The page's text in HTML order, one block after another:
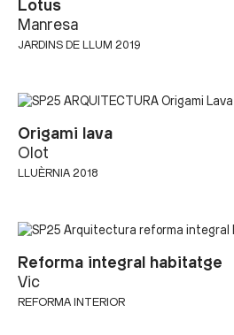
Lotus
Manresa
JARDINS DE LLUM 2019
Origami lava
Olot
LLUÈRNIA 2018
Reforma integral habitatge
Vic
REFORMA INTERIOR